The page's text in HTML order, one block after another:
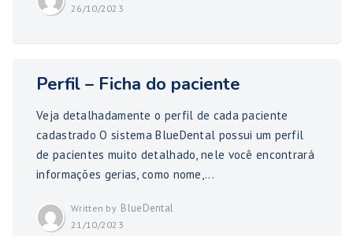
26/10/2023
Perfil – Ficha do paciente
Veja detalhadamente o perfil de cada paciente
cadastrado O sistema BlueDental possui um perfil
de pacientes muito detalhado, nele você encontrará
informações gerias, como nome,...
Written by BlueDental
21/10/2023